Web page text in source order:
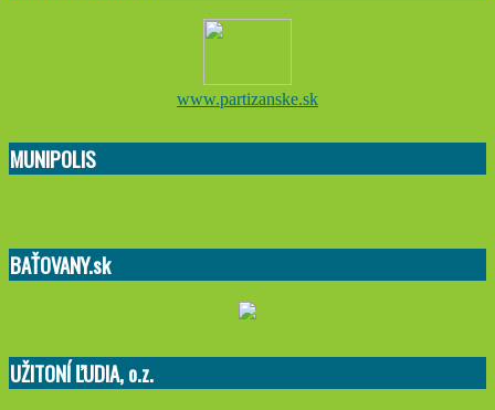
www.partizanske.sk
MUNIPOLIS
BAŤOVANY.sk
UŽITONÍ ĽUDIA, o.z.